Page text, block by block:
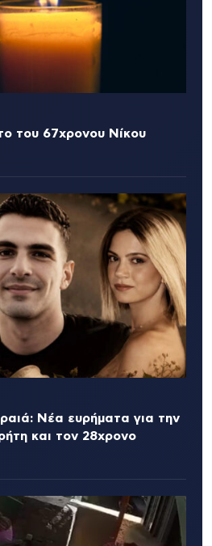
του 67χρονου Νίκου
Νέα ευρήματα για την
και τον 28χρονο